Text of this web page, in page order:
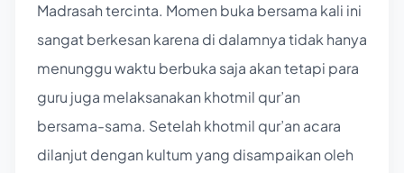
Madrasah tercinta. Momen buka bersama kali ini
sangat berkesan karena di dalamnya tidak hanya
menunggu waktu berbuka saja akan tetapi para
guru juga melaksanakan khotmil qur’an
bersama-sama. Setelah khotmil qur’an acara
dilanjut dengan kultum yang disampaikan oleh